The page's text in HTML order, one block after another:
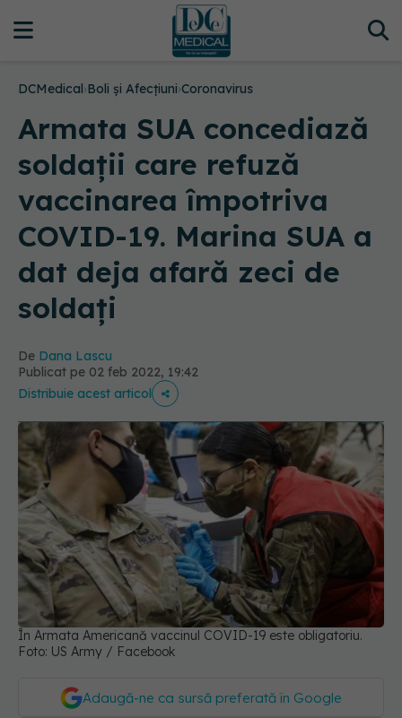
DCMedical›Boli și Afecțiuni›Coronavirus
Armata SUA concediază
soldații care refuză
vaccinarea împotriva
COVID-19. Marina SUA a
dat deja afară zeci de
soldați
De Dana Lascu
Publicat pe 02 feb 2022, 19:42
Distribuie acest articol
În Armata Americană vaccinul COVID-19 este obligatoriu.
Foto: US Army / Facebook
Adaugă-ne ca sursă preferată în Google